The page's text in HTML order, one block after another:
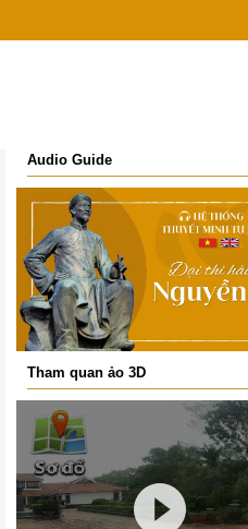
Audio Guide
Tham quan ảo 3D